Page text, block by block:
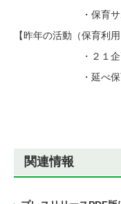
・保育サポータ
【昨年の活動（保育利
・２１企画で
・延べ保育利
関連情報